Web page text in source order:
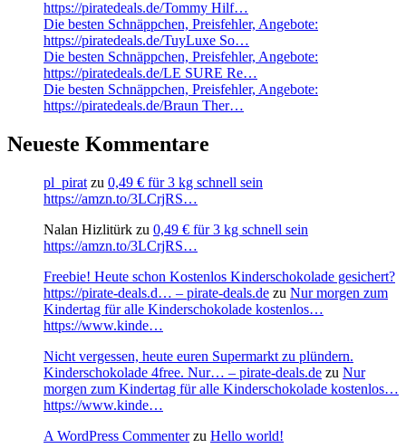
https://piratedeals.de/Tommy Hilf…
Die besten Schnäppchen, Preisfehler, Angebote:
https://piratedeals.de/TuyLuxe So…
Die besten Schnäppchen, Preisfehler, Angebote:
https://piratedeals.de/LE SURE Re…
Die besten Schnäppchen, Preisfehler, Angebote:
https://piratedeals.de/Braun Ther…
Neueste Kommentare
pl_pirat zu 0,49 € für 3 kg schnell sein
https://amzn.to/3LCrjRS…
Nalan Hizlitürk zu 0,49 € für 3 kg schnell sein
https://amzn.to/3LCrjRS…
Freebie! Heute schon Kostenlos Kinderschokolade gesichert?
https://pirate-deals.d… – pirate-deals.de zu Nur morgen zum
Kindertag für alle Kinderschokolade kostenlos…
https://www.kinde…
Nicht vergessen, heute euren Supermarkt zu plündern.
Kinderschokolade 4free. Nur… – pirate-deals.de zu Nur
morgen zum Kindertag für alle Kinderschokolade kostenlos…
https://www.kinde…
A WordPress Commenterzu Hello world!